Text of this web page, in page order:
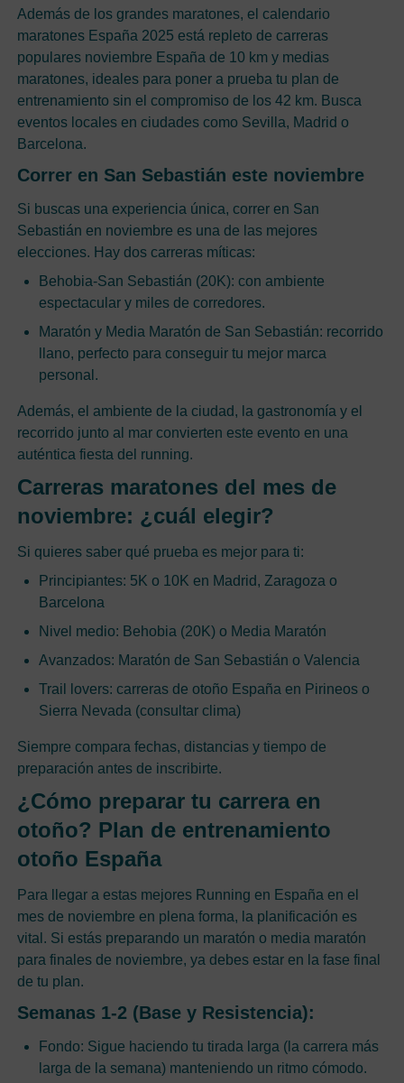
Además de los grandes maratones, el calendario
maratones España 2025 está repleto de carreras
populares noviembre España de 10 km y medias
maratones, ideales para poner a prueba tu plan de
entrenamiento sin el compromiso de los 42 km. Busca
eventos locales en ciudades como Sevilla, Madrid o
Barcelona.
Correr en San Sebastián este noviembre
Si buscas una experiencia única, correr en San
Sebastián en noviembre es una de las mejores
elecciones. Hay dos carreras míticas:
Behobia-San Sebastián (20K): con ambiente
espectacular y miles de corredores.
Maratón y Media Maratón de San Sebastián: recorrido
llano, perfecto para conseguir tu mejor marca
personal.
Además, el ambiente de la ciudad, la gastronomía y el
recorrido junto al mar convierten este evento en una
auténtica fiesta del running.
Carreras maratones del mes de
noviembre: ¿cuál elegir?
Si quieres saber qué prueba es mejor para ti:
Principiantes: 5K o 10K en Madrid, Zaragoza o
Barcelona
Nivel medio: Behobia (20K) o Media Maratón
Avanzados: Maratón de San Sebastián o Valencia
Trail lovers: carreras de otoño España en Pirineos o
Sierra Nevada (consultar clima)
Siempre compara fechas, distancias y tiempo de
preparación antes de inscribirte.
¿Cómo preparar tu carrera en
otoño? Plan de entrenamiento
otoño España
Para llegar a estas mejores Running en España en el
mes de noviembre en plena forma, la planificación es
vital. Si estás preparando un maratón o media maratón
para finales de noviembre, ya debes estar en la fase final
de tu plan.
Semanas 1-2 (Base y Resistencia):
Fondo: Sigue haciendo tu tirada larga (la carrera más
larga de la semana) manteniendo un ritmo cómodo.